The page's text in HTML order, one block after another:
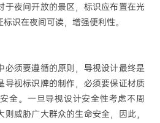
于夜间开放的景区，标识应布置在光
识在夜间可读，增强便利性。
必须要遵循的原则，导视设计最终是
导视标识牌的制作，必须要保证材质
全。一旦导视设计安全性考虑不周
威胁广大群众的生命安全，因此，